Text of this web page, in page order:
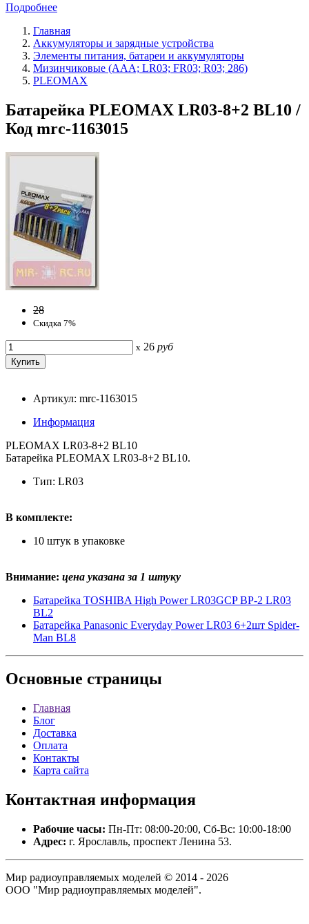
Подробнее
Главная
Аккумуляторы и зарядные устройства
Элементы питания, батареи и аккумуляторы
Мизинчиковые (AAA; LR03; FR03; R03; 286)
PLEOMAX
Батарейка PLEOMAX LR03-8+2 BL10 /
Код mrc-1163015
28
Скидка 7%
x 26 руб
Артикул: mrc-1163015
Информация
PLEOMAX LR03-8+2 BL10
Батарейка PLEOMAX LR03-8+2 BL10.
Тип: LR03
В комплекте:
10 штук в упаковке
Внимание: цена указана за 1 штуку
Батарейка TOSHIBA High Power LR03GCP BP-2 LR03
BL2
Батарейка Panasonic Everyday Power LR03 6+2шт Spider-
Man BL8
Основные страницы
Главная
Блог
Доставка
Оплата
Контакты
Карта сайта
Контактная информация
Рабочие часы: Пн-Пт: 08:00-20:00, Сб-Вс: 10:00-18:00
Адрес: г. Ярославль, проспект Ленина 53.
Мир радиоуправляемых моделей © 2014 - 2026
ООО "Мир радиоуправляемых моделей".